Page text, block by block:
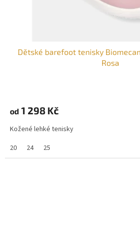
Dětské barefoot tenisky
Rosa
od 1 298 Kč
Kožené lehké tenisky
20
24 25